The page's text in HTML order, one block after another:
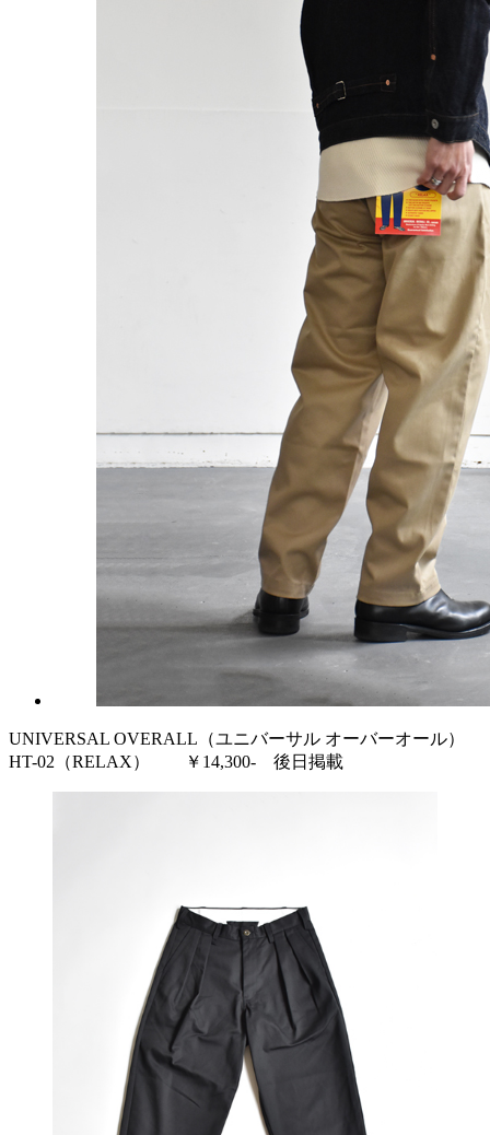
UNIVERSAL OVERALL（ユニバーサル オーバーオール）
HT-02（RELAX） ￥14,300- 後日掲載